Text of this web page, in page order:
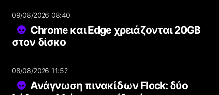
09/08/2026 08:40
Chrome και Edge χρειάζονται 20GB
στον δίσκο
08/08/2026 11:52
Ανάγνωση πινακίδων Flock: δύο